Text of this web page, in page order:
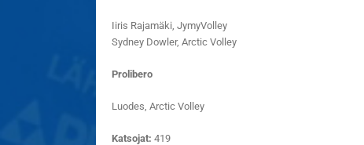
Iiris Rajamäki, JymyVolley
Sydney Dowler, Arctic Volley
Prolibero
Luodes, Arctic Volley
Katsojat: 419